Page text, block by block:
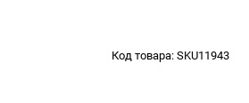
Код товара: SKU11943